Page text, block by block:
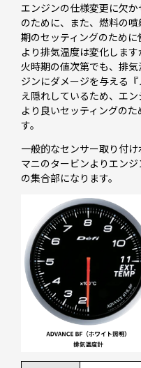
エンジンの仕様変更に欠
のために、また、燃料の
期のセッティングのため
より排気温度は変化しま
火時期の値次第でも、排
ジンにダメージを与える
え隠れしているため、エン
より良いセッティングの
す。
一般的なセンサー取り付
マニのタービンよりエン
の集合部になります。